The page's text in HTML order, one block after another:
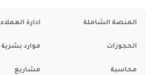
المنصة الشاملة ادارة العملاء
الحجوزات موارد بشرية
محاسبة مشاريع